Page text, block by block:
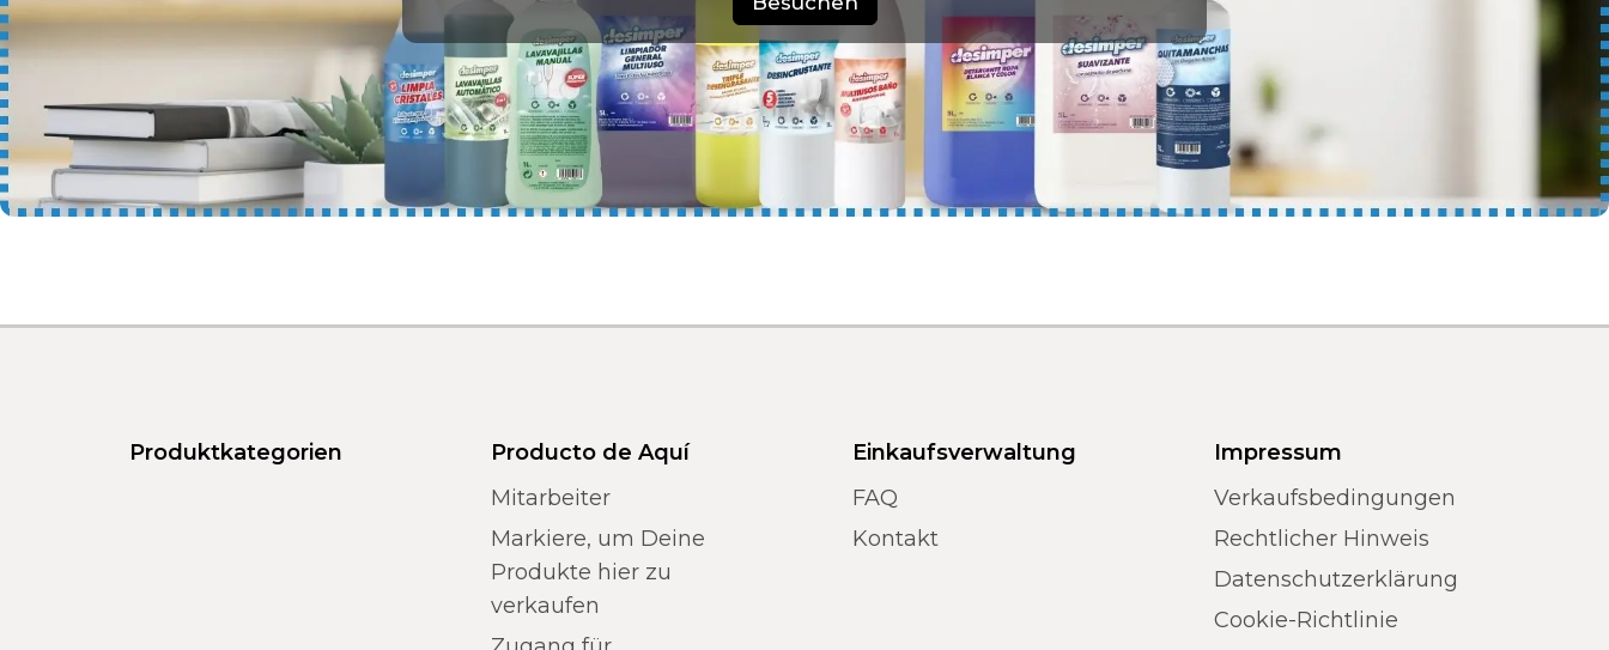
Produktkategorien
Producto de Aquí
Mitarbeiter
Markiere, um Deine
Produkte hier zu
verkaufen
Einkaufsverwaltung
FAQ
Kontakt
Impressum
Verkaufsbedingungen
Rechtlicher Hinweis
Datenschutzerklärung
Cookie-Richtlinie